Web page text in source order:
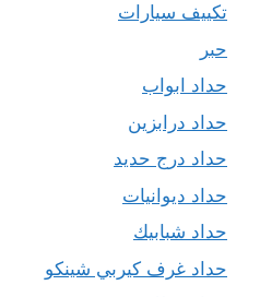
تكييف سيارات
حبر
حداد ابواب
حداد درابزين
حداد درج حديد
حداد ديوانيات
حداد شبابيك
حداد غرف كيربي شينكو